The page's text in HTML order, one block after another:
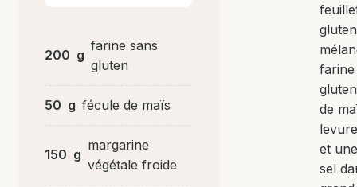
200 g
farine sans
gluten
50 g fécule de maïs
150 g
margarine
végétale froide
farine
de
et
sel